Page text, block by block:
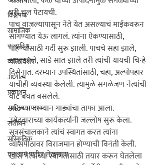
विश्लेषण
सामाजिक
कलाविश्व
व्यक्तिविशेष
अध्यात्म
प्रकाशन
साहित्य चपराक
संशोधन
सांस्कृतिक
घनश्याम पाटील लेखमाला
घरी चूल पेटायची.
पाच वाजल्यापासून नेते येत असल्याचं माईकवरून
सांगण्यात येऊ लागलं. त्यांना ऐकण्यासाठी,
पाहण्यासाठी गर्दी सुरू झाली. पाचचे सहा झाले,
सात झाले, साडे सात झाले तरी त्यांची यायची चिन्हे
दिसेनात. दरम्यान उपस्थितांसाठी, चहा, अल्पोपहार
याचीही व्यवस्था केलेली. त्यामुळे सगळेजण नेत्यांची
वाट बघत बसलेले.
आठच्या दरम्यान गाड्यांचा ताफा आला.
उमेदवाराच्या कार्यकर्त्यांनी जल्लोष सुरू केला.
सूत्रसंचालकाने त्यांचं स्वागत करत त्यांना
व्यासपीठावर विराजमान होण्याची विनंती केली.
खास नेत्यांच्या स्वागतासाठी तयार करून घेतलेला